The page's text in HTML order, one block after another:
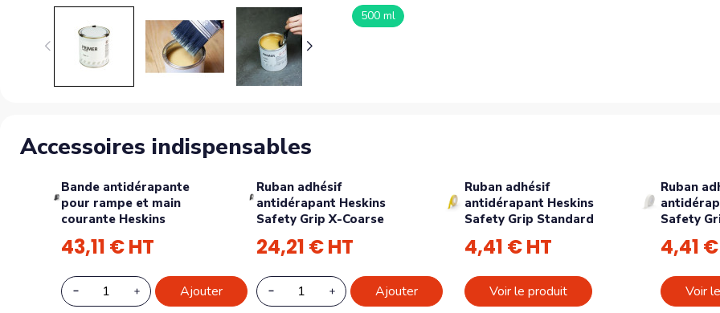
500 ml
Accessoires indispensables
Bande antidérapante
pour rampe et main
courante Heskins
43,11 € HT
Ajouter
Ruban adhésif
antidérapant Heskins
Safety Grip X-Coarse
24,21 € HT
Ajouter
Ruban adhésif
antidérapant Heskins
Safety Grip Standard
4,41 € HT
Voir le produit
Ruban
Safety
4,41
Voir